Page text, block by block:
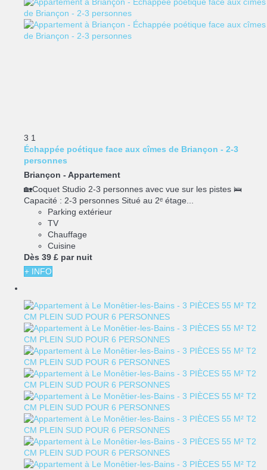
3 1
Échappée poétique face aux cîmes de Briançon - 2-3
personnes
Briançon - Appartement
🏡Coquet Studio 2-3 personnes avec vue sur les pistes 🛌
Capacité : 2-3 personnes Situé au 2ᵉ étage...
Parking extérieur
TV
Chauffage
Cuisine
Dès 39 £ par nuit
+ INFO